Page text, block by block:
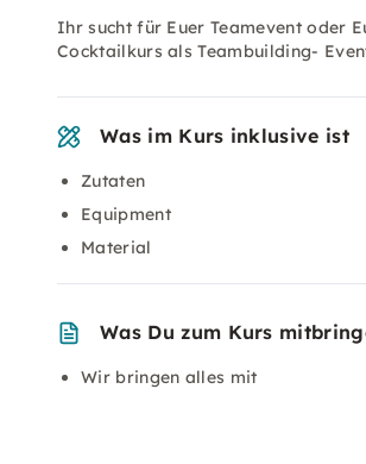
Ihr sucht für Euer Teamevent oder
Cocktailkurs als Teambuilding-
Was im Kurs inklusive ist
Zutaten
Equipment
Material
Was Du zum Kurs
Wir bringen alles mit